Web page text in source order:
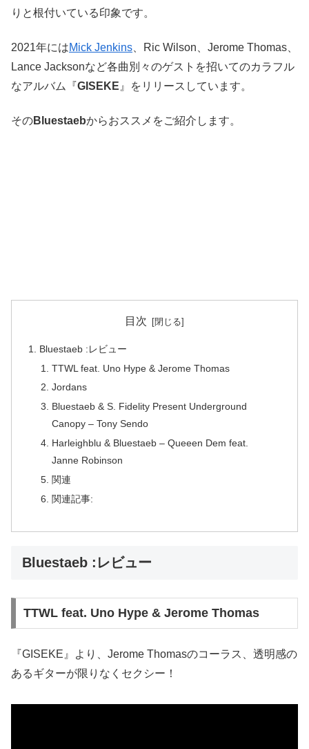
りと根付いている印象です。
2021年にはMick Jenkins 、Ric Wilson、Jerome Thomas、
Lance Jacksonなど各曲別々のゲストを招いてのカラフル
なアルバム『GISEKE 』をリリースしています。
そのBluestaebからおススメをご紹介します。
目次
Bluestaeb :レビュー
TTWL feat. Uno Hype & Jerome Thomas
Jordans
Bluestaeb & S. Fidelity Present Underground
Canopy – Tony Sendo
Harleighblu & Bluestaeb – Queeen Dem feat.
Janne Robinson
関連
関連記事:
Bluestaeb :レビュー
TTWL feat. Uno Hype & Jerome Thomas
『GISEKE』より、Jerome Thomasのコーラス、透明感の
あるギターが限りなくセクシー！